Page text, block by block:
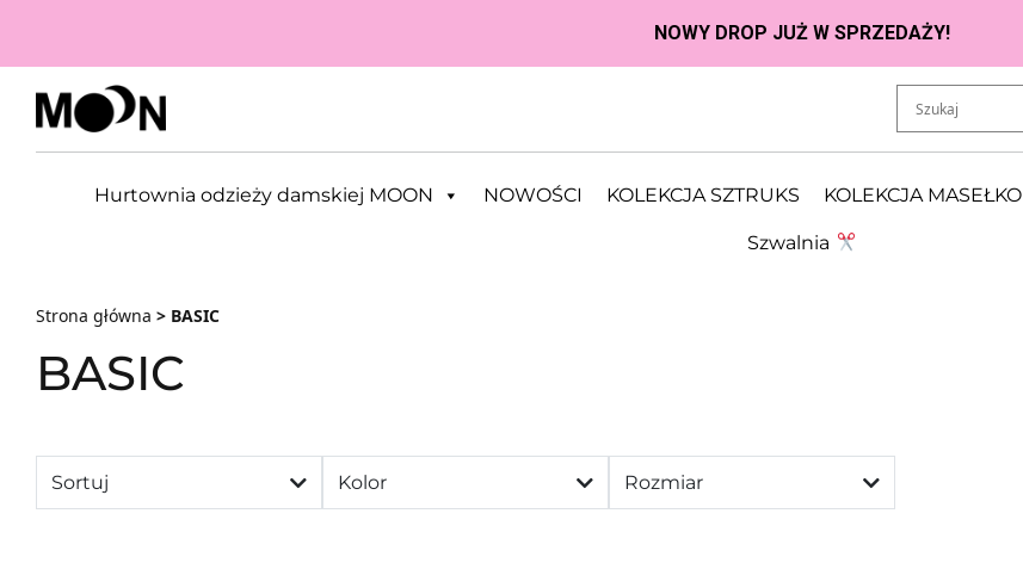
Przejdź do zawartości
Hurtownia odzieży damskiej MOON NOWOŚCI KOLEKCJA SZTRUKS KOLEKCJA MASEŁKO
Szwalnia
Strona główna > BASIC
BASIC
Sortuj Kolor Rozmiar